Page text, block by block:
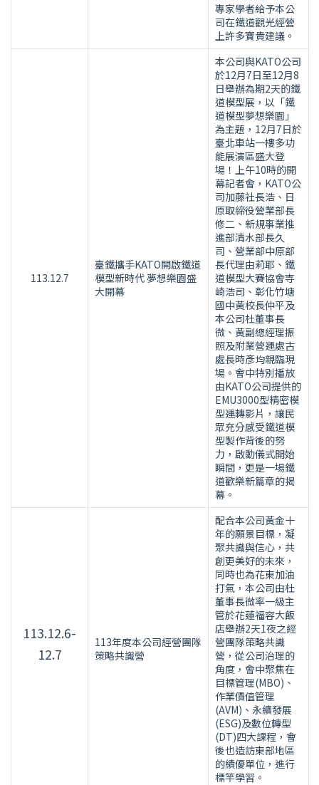
專家學者給予本公
司在鐵道觀光經營
上許多寶貴建議。
113.12.7
臺鐵攜手KATO開啟鐵道
模型新時代 夢想樂園盛
大開幕
本公司與KATO公司
於12月7日至12月8
日舉辦為期2天的鐵
道模型展，以「鐵
道模型夢想樂園」
為主題，12月7日於
臺北車站一樓多功
能展演區盛大登
場！上午10時的開
幕記者會，KATO公
司加藤社長浩、日
原取締役營業部長
修二、新規事業推
進部清水部長久
司、營業部中原部
長代理由莉耶、鐵
道模型大賽協會寺
崎浩司、彰化竹塘
國中黃校長仲平及
本公司杜董事長
微、黃副總經理振
照及附業營運處古
處長時彥均親臨現
場。會中特別播放
由KATO公司提供的
EMU3000型精密模
型運轉影片，讓民
眾充分感受鐵道模
型製作背後的努
力，啟動儀式開始
瞬間，更是一場鐵
道歡樂新篇章的揭
幕。
113.12.6-
12.7
113年度本公司經營團隊
策略共識營
配合本公司黃金十
年的願景目標，凝
聚共識與信心，共
創更美好的未來，
同時也為花東加油
打氣，本公司由杜
董事長微率一級主
管於花蓮福容大飯
店舉辦2天1夜之經
營團隊策略共識
營，從公司治理的
角度，會中聚焦在
目標管理(MBO)、
作業價值管理
(AVM)、永續發展
(ESG)及數位轉型
(DT)四大課程，會
後也造訪東部地區
的績優單位，進行
標竿學習。